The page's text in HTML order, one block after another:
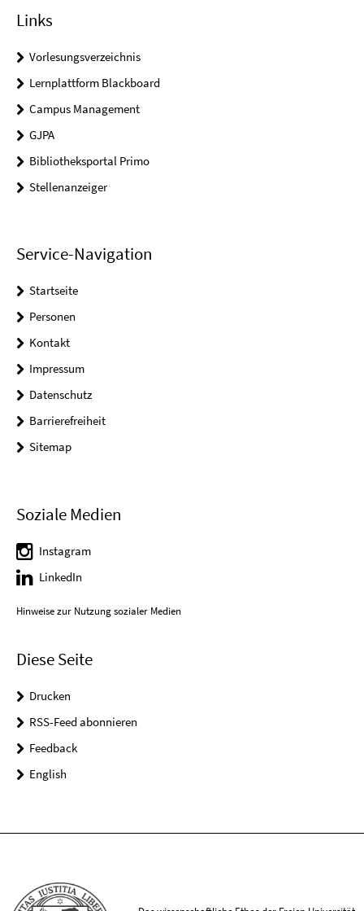
Links
Vorlesungsverzeichnis
Lernplattform Blackboard
Campus Management
GJPA
Bibliotheksportal Primo
Stellenanzeiger
Service-Navigation
Startseite
Personen
Kontakt
Impressum
Datenschutz
Barrierefreiheit
Sitemap
Soziale Medien
Instagram
LinkedIn
Hinweise zur Nutzung sozialer Medien
Diese Seite
Drucken
RSS-Feed abonnieren
Feedback
English